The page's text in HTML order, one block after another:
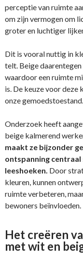
perceptie van ruimte
om zijn vermogen om
groter en luchtiger
Dit is vooral nuttig in
telt. Beige
waardoor een ruimte
is. De keuze voor deze
onze gemoedstoestand.
Onderzoek heeft
beige kalmerend
maakt ze bijzonder
ontspanning
leeshoeken. Door
kleuren, kunnen
ruimte verbeteren,
bewoners beïnvloeden.
Het creëren
met wit en